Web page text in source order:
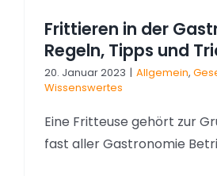
Frittieren in der
Regeln, Tipps und
20. Januar 2023 | Allgemein,
Wissenswertes
Eine Fritteuse gehört zur
fast aller Gastronomie